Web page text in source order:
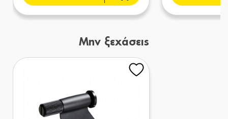
Μην ξεχάσεις